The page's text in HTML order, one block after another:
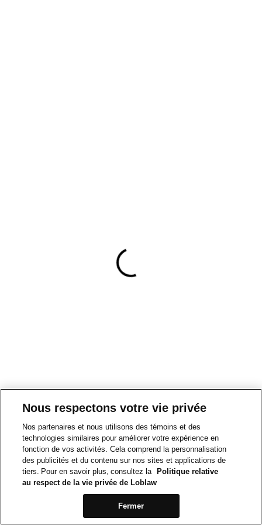
Nous respectons votre vie privée
Nos partenaires et nous utilisons des témoins et des
technologies similaires pour améliorer votre expérience en
fonction de vos activités. Cela comprend la personnalisation
des publicités et du contenu sur nos sites et applications de
tiers. Pour en savoir plus, consultez la
Politique relative
au respect de la vie privée de Loblaw
Fermer